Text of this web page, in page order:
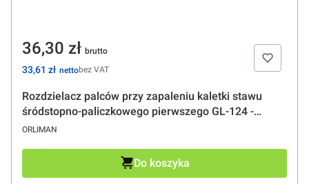
Rozdzielacz palców przy zapaleniu kaletki stawu
śródstopno-paliczkowego pierwszego GL-124 -
ORLIMAN
PRODUCENT
ORLIMAN
Cena
36,30 zł
Cena
33,61 zł bez VAT
Do koszyka